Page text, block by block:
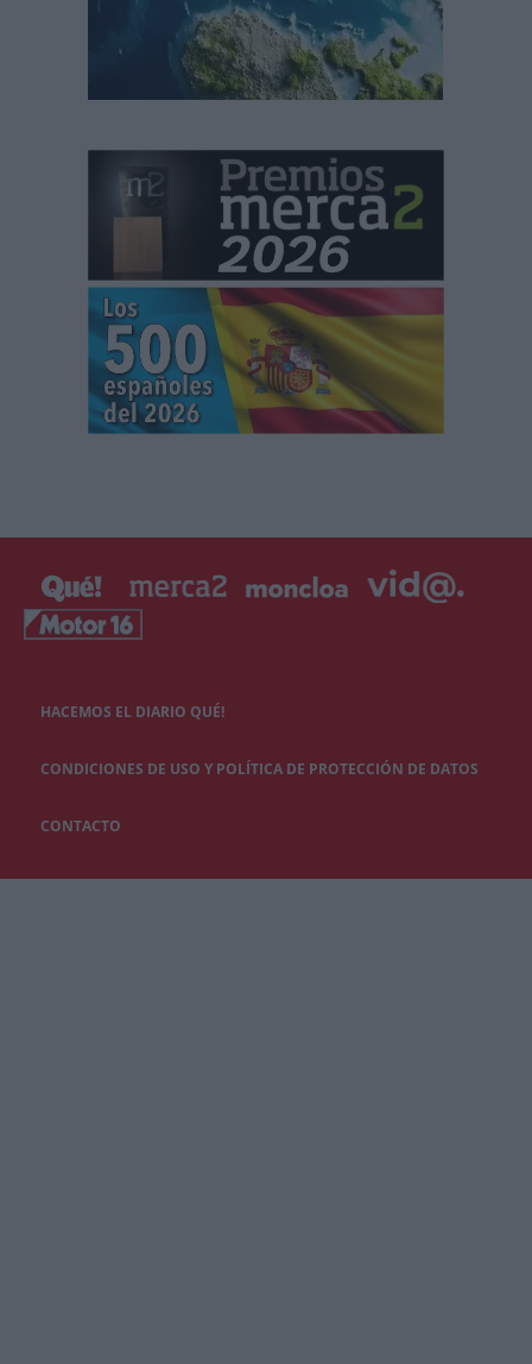
HACEMOS EL DIARIO QUÉ!
CONDICIONES DE USO Y POLÍTICA DE PROTECCIÓN DE DATOS
CONTACTO